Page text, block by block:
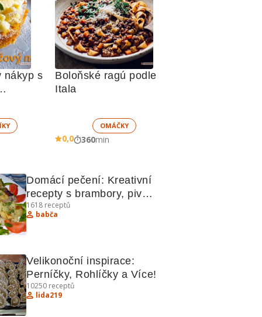
nákyp s
Boloňské ragú podle
Itala
OMÁČKY
0,0 360min
Domácí pečení: Kreativní
recepty s brambory, pivem
a kuřecími játry
1618 receptů
babča
Velikonoční inspirace:
Perníčky, Rohlíčky a Více!
10250 receptů
lida219